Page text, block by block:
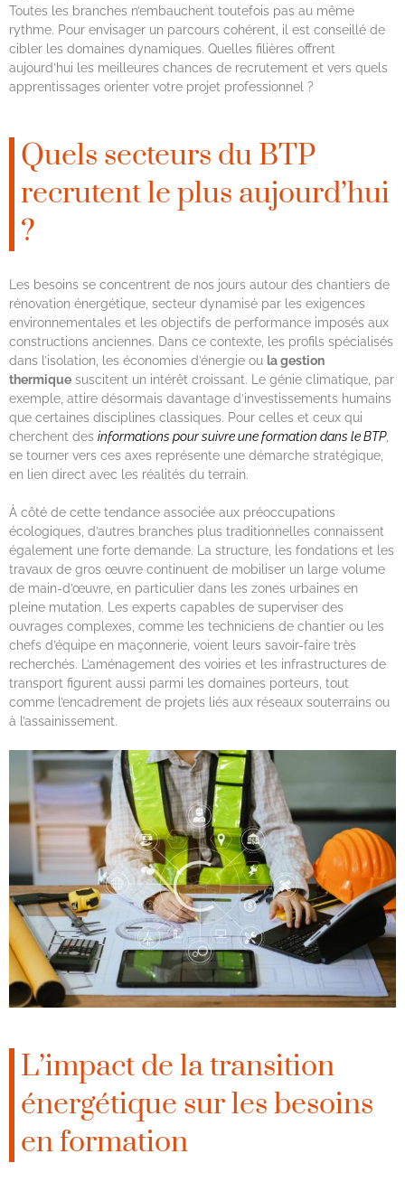
Toutes les branches n’embauchent toutefois pas au même
rythme. Pour envisager un parcours cohérent, il est conseillé de
cibler les domaines dynamiques. Quelles filières offrent
aujourd’hui les meilleures chances de recrutement et vers quels
apprentissages orienter votre projet professionnel ?
Quels secteurs du BTP
recrutent le plus aujourd’hui
?
Les besoins se concentrent de nos jours autour des chantiers de
rénovation énergétique, secteur dynamisé par les exigences
environnementales et les objectifs de performance imposés aux
constructions anciennes. Dans ce contexte, les profils spécialisés
dans l’isolation, les économies d’énergie ou la gestion
thermique suscitent un intérêt croissant. Le génie climatique, par
exemple, attire désormais davantage d’investissements humains
que certaines disciplines classiques. Pour celles et ceux qui
cherchent des informations pour suivre une formation dans le BTP,
se tourner vers ces axes représente une démarche stratégique,
en lien direct avec les réalités du terrain.
À côté de cette tendance associée aux préoccupations
écologiques, d’autres branches plus traditionnelles connaissent
également une forte demande. La structure, les fondations et les
travaux de gros œuvre continuent de mobiliser un large volume
de main-d’œuvre, en particulier dans les zones urbaines en
pleine mutation. Les experts capables de superviser des
ouvrages complexes, comme les techniciens de chantier ou les
chefs d’équipe en maçonnerie, voient leurs savoir-faire très
recherchés. L’aménagement des voiries et les infrastructures de
transport figurent aussi parmi les domaines porteurs, tout
comme l’encadrement de projets liés aux réseaux souterrains ou
à l’assainissement.
L’impact de la transition
énergétique sur les besoins
en formation